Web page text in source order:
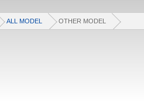
ALL MODEL OTHER MODEL